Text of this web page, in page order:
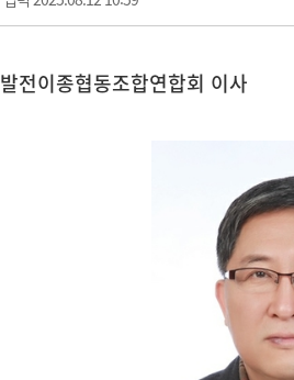
전이종협동조합연합회 이사